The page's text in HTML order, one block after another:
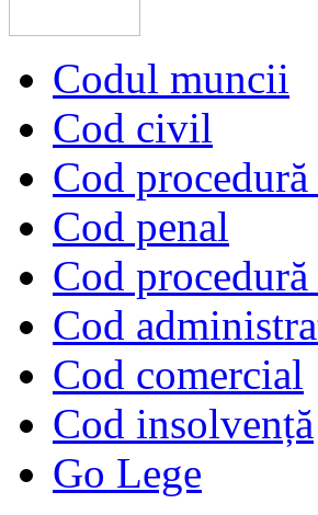
Codul muncii
Cod civil
Cod
Cod penal
Cod procedură
Cod
Cod comercial
Cod insolvență
Go Lege